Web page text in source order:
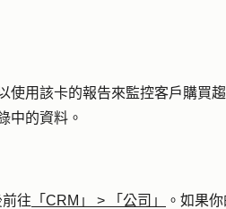
使用該卡的報告來監控客戶購買
中的資料。
前往 「CRM」 > 「公司」
。如果